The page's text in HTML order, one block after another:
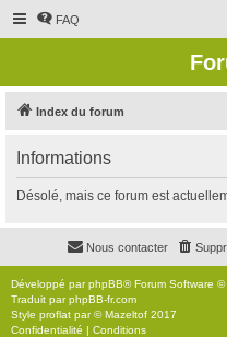
FAQ
Index du forum
Informations
Désolé, mais ce forum est
Nous contacter
Développé parphpBB® Forum Software ©
Traduit parphpBB-fr.com
Style proflat par ©Mazeltof 2017
Confidentialité | Conditions